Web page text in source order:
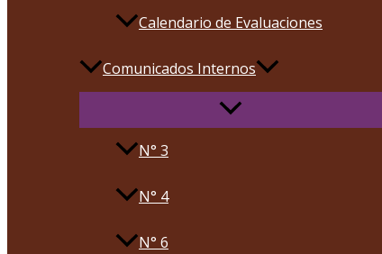
Calendario de Evaluaciones
Comunicados Internos
N° 3
N° 4
N° 6